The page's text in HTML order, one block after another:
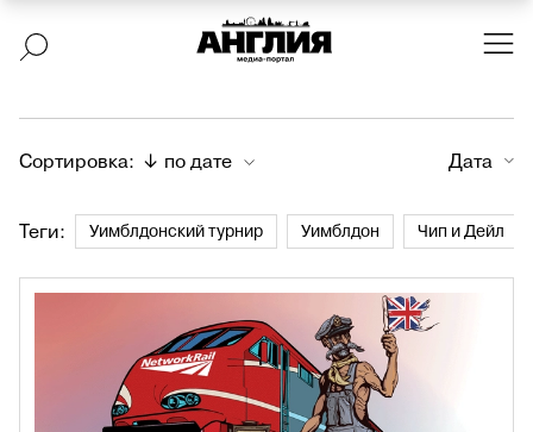
Дата
Теги: Уимблдонский турнир Уимблдон Чип и Дейл
Сортировка: ↓ по дате